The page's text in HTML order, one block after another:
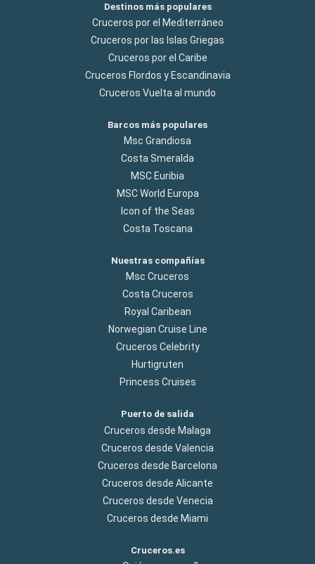
Destinos más populares
Cruceros por el Mediterráneo
Cruceros por las Islas Griegas
Cruceros por el Caribe
Cruceros Flordos y Escandinavia
Cruceros Vuelta al mundo
Barcos más populares
Msc Grandiosa
Costa Smeralda
MSC Euribia
MSC World Europa
Icon of the Seas
Costa Toscana
Nuestras compañías
Msc Cruceros
Costa Cruceros
Royal Caribean
Norwegian Cruise Line
Cruceros Celebrity
Hurtigruten
Princess Cruises
Puerto de salida
Cruceros desde Malaga
Cruceros desde Valencia
Cruceros desde Barcelona
Cruceros desde Alicante
Cruceros desde Venecia
Cruceros desde Miami
Cruceros.es